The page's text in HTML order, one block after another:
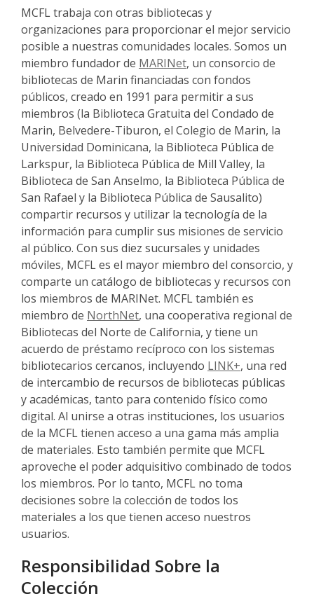
MCFL trabaja con otras bibliotecas y
organizaciones para proporcionar el mejor servicio
posible a nuestras comunidades locales. Somos un
miembro fundador de MARINet,
o
p
e
n
s
a
n
e
w
w
i
n
d
o
w
, un consorcio de
bibliotecas de Marin financiadas con fondos
públicos, creado en 1991 para permitir a sus
miembros (la Biblioteca Gratuita del Condado de
Marin, Belvedere-Tiburon, el Colegio de Marin, la
Universidad Dominicana, la Biblioteca Pública de
Larkspur, la Biblioteca Pública de Mill Valley, la
Biblioteca de San Anselmo, la Biblioteca Pública de
San Rafael y la Biblioteca Pública de Sausalito)
compartir recursos y utilizar la tecnología de la
información para cumplir sus misiones de servicio
al público. Con sus diez sucursales y unidades
móviles, MCFL es el mayor miembro del consorcio, y
comparte un catálogo de bibliotecas y recursos con
los miembros de MARINet. MCFL también es
miembro de NorthNet,
o
p
e
n
s
a
n
e
w
w
i
n
w
, una cooperativa regional de
Bibliotecas del Norte de California, y tiene un
acuerdo de préstamo recíproco con los sistemas
bibliotecarios cercanos, incluyendo LINK+,
o
p
e
n
s
a
n
w
, una red
de intercambio de recursos de bibliotecas públicas
y académicas, tanto para contenido físico como
digital. Al unirse a otras instituciones, los usuarios
de la MCFL tienen acceso a una gama más amplia
de materiales. Esto también permite que MCFL
aproveche el poder adquisitivo combinado de todos
los miembros. Por lo tanto, MCFL no toma
decisiones sobre la colección de todos los
materiales a los que tienen acceso nuestros
usuarios.
Responsibilidad Sobre la
Colección